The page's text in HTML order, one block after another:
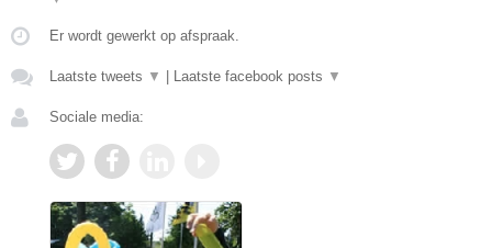
Er wordt gewerkt op afspraak.
Laatste tweets ▼ Laatste facebook posts ▼
Sociale media: